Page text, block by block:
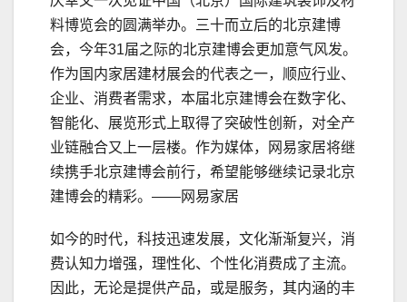
料博览会的圆满举办。三十而立后的北京建博
会，今年31届之际的北京建博会更加意气风发。
作为国内家居建材展会的代表之一，顺应行业、
企业、消费者需求，本届北京建博会在数字化、
智能化、展览形式上取得了突破性创新，对全产
业链融合又上一层楼。作为媒体，网易家居将继
续携手北京建博会前行，希望能够继续记录北京
建博会的精彩。——网易家居
如今的时代，科技迅速发展，文化渐渐复兴，消
费认知力增强，理性化、个性化消费成了主流。
因此，无论是提供产品，或是服务，其内涵的丰